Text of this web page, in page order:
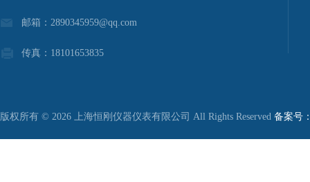
邮箱：2890345959@qq.com
传真：18101653835
版权所有 © 2026 上海恒刚仪器仪表有限公司 All Rights Reserved 备案号